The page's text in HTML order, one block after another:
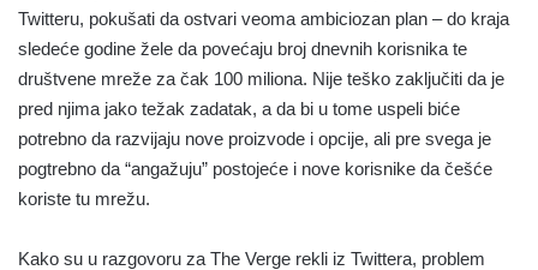
Twitteru, pokušati da ostvari veoma ambiciozan plan – do kraja
sledeće godine žele da povećaju broj dnevnih korisnika te
društvene mreže za čak 100 miliona. Nije teško zaključiti da je
pred njima jako težak zadatak, a da bi u tome uspeli biće
potrebno da razvijaju nove proizvode i opcije, ali pre svega je
pogtrebno da “angažuju” postojeće i nove korisnike da češće
koriste tu mrežu.
Kako su u razgovoru za The Verge rekli iz Twittera, problem